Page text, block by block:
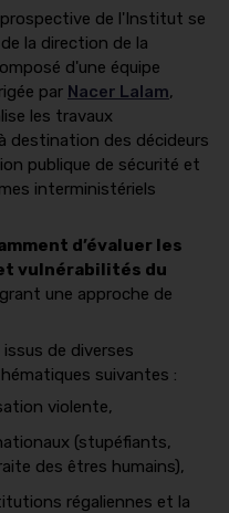
de l'Institut se
la direction de la
d'une équipe
par Nacer Lalam,
les travaux
destination des décideurs
publique de sécurité et
interministériels
d’évaluer les
vulnérabilités du
une approche de
de diverses
suivantes :
violente,
(stupéfiants,
des êtres humains),
régaliennes et la